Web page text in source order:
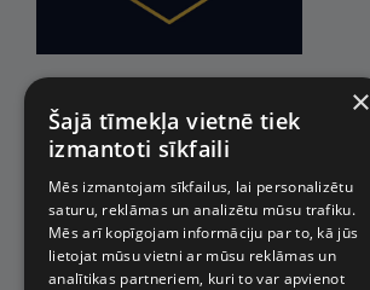
×
Šajā tīmekļa vietnē tiek
izmantoti sīkfaili
Mēs izmantojam sīkfailus, lai personalizētu
saturu, reklāmas un analizētu mūsu trafiku.
Mēs arī kopīgojam informāciju par to, kā jūs
lietojat mūsu vietni ar mūsu reklāmas un
analītikas partneriem, kuri to var apvienot